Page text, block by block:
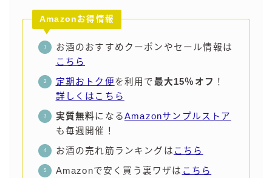
Amazonお得情報
お酒のおすすめクーポンやセール情報は
こちら
定期おトク便を利用で最大15％オフ ！
詳しくはこちら
実質無料になるAmazonサンプルストア
も毎週開催！
お酒の売れ筋ランキングは こちら
Amazonで安く買う裏ワザは こちら